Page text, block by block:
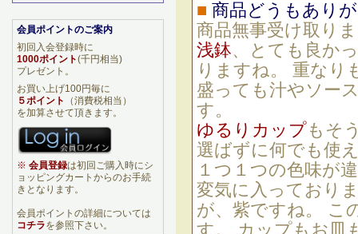
■ 商品どうもあり
商品無事受け取り
浅鉢、とても良か
りますね。 重なり
盛っても汁やソー
す。
ゆるりカップもそ
選ばずに何でも使
１つ１つの色味が
変気に入っており
が、紫ですね。 こ
す。 カップもお皿
会員ポイントのご案内
初回入会登録時に
1000ポイント(千円相当)
プレゼント。
お買い上げ100円毎に
５ポイント
（消費税相当）
を加算させて頂きます。
※ 会員登録は初回ご購入時にシ
ョッピングカートからのお手続
きとなります。
会員ポイントの詳細については
コチラを参照下さい。